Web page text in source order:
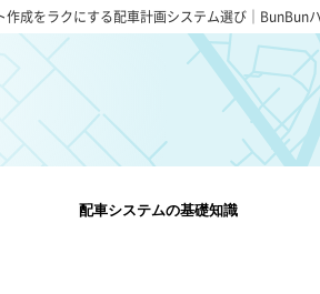
作成をラクにする配車計画システム選び｜BunBun
配車システムの基礎知識